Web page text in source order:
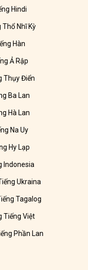
Hindi
Thổ Nhĩ Kỳ
Hàn
Ả Rập
Thụy Điển
Ba Lan
Hà Lan
Na Uy
Hy Lạp
Indonesia
Ukraina
Tagalog
Tiếng Việt
Phần Lan